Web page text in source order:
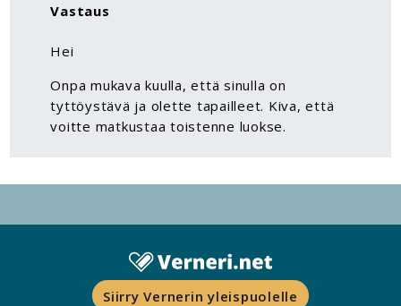
Vastaus
Hei
Onpa mukava kuulla, että sinulla on
tyttöystävä ja olette tapailleet. Kiva, että
voitte matkustaa toistenne luokse.
Siirry Vernerin yleispuolelle